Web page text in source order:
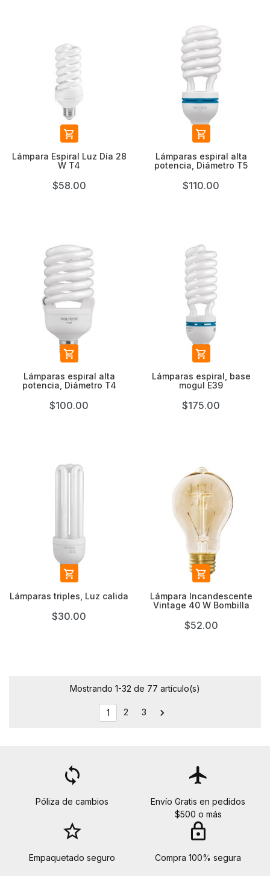

Lámpara Espiral Luz Día 28
W T4
$58.00

Lámparas espiral alta
potencia, Diámetro T5
$110.00

Lámparas espiral alta
potencia, Diámetro T4
$100.00

Lámparas espiral, base
mogul E39
$175.00

Lámparas triples, Luz calida
$30.00

Lámpara Incandescente
Vintage 40 W Bombilla
$52.00
Mostrando 1-32 de 77 artículo(s)
1 2 3 
loop
Póliza de cambios
flight
Envío Gratis en pedidos
$500 o más
star_border
Empaquetado seguro
lock
Compra 100% segura